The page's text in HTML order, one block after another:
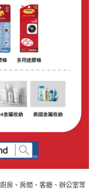
房、房間、客廳、辦公室等